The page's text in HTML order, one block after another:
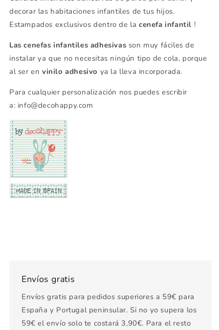
decorar las habitaciones infantiles de tus hijos.
Estampados exclusivos dentro de lacenefa infantil !
Las cenefas infantiles adhesivas son muy fáciles de
instalar ya que no necesitas ningún tipo de cola, porque
al ser en vinilo adhesivo ya la lleva incorporada.
Para cualquier personalización nos puedes escribir
a: info@decohappy.com
Envíos gratis
Envíos gratis para pedidos superiores a 59€ para
España y Portugal peninsular. Si no yo supera los
59€ el envío solo te costará 3,90€. Para el resto